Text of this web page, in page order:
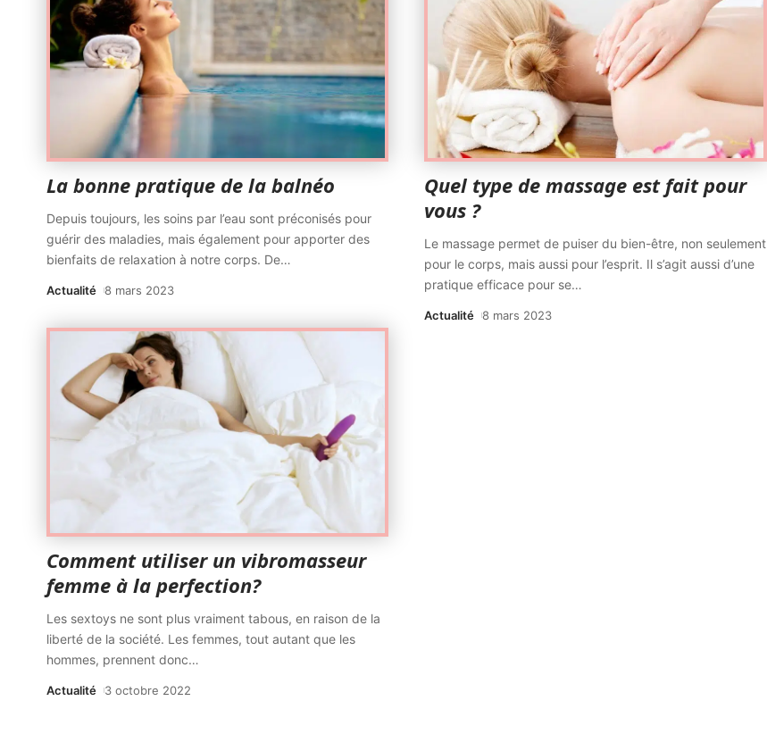
La bonne pratique de la balnéo
Depuis toujours, les soins par l’eau sont préconisés pour
guérir des maladies, mais également pour apporter des
bienfaits de relaxation à notre corps. De…
Actualité 8 mars 2023
Quel type de massage est fait pour
vous ?
Le massage permet de puiser du bien-être, non seulement
pour le corps, mais aussi pour l’esprit. Il s’agit aussi d’une
pratique efficace pour se…
Actualité 8 mars 2023
Comment utiliser un vibromasseur
femme à la perfection?
Les sextoys ne sont plus vraiment tabous, en raison de la
liberté de la société. Les femmes, tout autant que les
hommes, prennent donc…
Actualité 3 octobre 2022